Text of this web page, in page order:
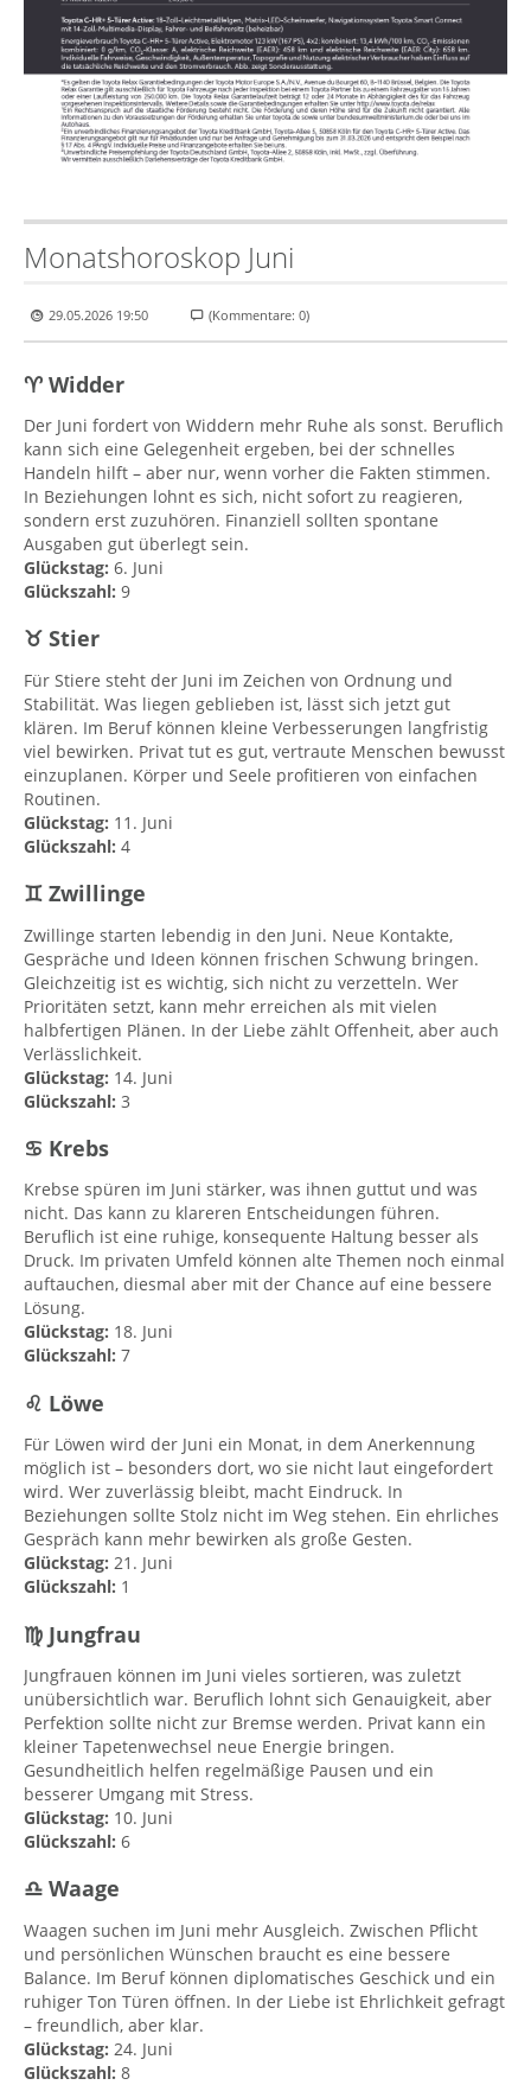
Monatshoroskop Juni
29.05.2026 19:50 (Kommentare: 0)
♈ Widder
Der Juni fordert von Widdern mehr Ruhe als sonst. Beruflich
kann sich eine Gelegenheit ergeben, bei der schnelles
Handeln hilft – aber nur, wenn vorher die Fakten stimmen.
In Beziehungen lohnt es sich, nicht sofort zu reagieren,
sondern erst zuzuhören. Finanziell sollten spontane
Ausgaben gut überlegt sein.
Glückstag: 6. Juni
Glückszahl: 9
♉ Stier
Für Stiere steht der Juni im Zeichen von Ordnung und
Stabilität. Was liegen geblieben ist, lässt sich jetzt gut
klären. Im Beruf können kleine Verbesserungen langfristig
viel bewirken. Privat tut es gut, vertraute Menschen bewusst
einzuplanen. Körper und Seele profitieren von einfachen
Routinen.
Glückstag: 11. Juni
Glückszahl: 4
♊ Zwillinge
Zwillinge starten lebendig in den Juni. Neue Kontakte,
Gespräche und Ideen können frischen Schwung bringen.
Gleichzeitig ist es wichtig, sich nicht zu verzetteln. Wer
Prioritäten setzt, kann mehr erreichen als mit vielen
halbfertigen Plänen. In der Liebe zählt Offenheit, aber auch
Verlässlichkeit.
Glückstag: 14. Juni
Glückszahl: 3
♋ Krebs
Krebse spüren im Juni stärker, was ihnen guttut und was
nicht. Das kann zu klareren Entscheidungen führen.
Beruflich ist eine ruhige, konsequente Haltung besser als
Druck. Im privaten Umfeld können alte Themen noch einmal
auftauchen, diesmal aber mit der Chance auf eine bessere
Lösung.
Glückstag: 18. Juni
Glückszahl: 7
♌ Löwe
Für Löwen wird der Juni ein Monat, in dem Anerkennung
möglich ist – besonders dort, wo sie nicht laut eingefordert
wird. Wer zuverlässig bleibt, macht Eindruck. In
Beziehungen sollte Stolz nicht im Weg stehen. Ein ehrliches
Gespräch kann mehr bewirken als große Gesten.
Glückstag: 21. Juni
Glückszahl: 1
♍ Jungfrau
Jungfrauen können im Juni vieles sortieren, was zuletzt
unübersichtlich war. Beruflich lohnt sich Genauigkeit, aber
Perfektion sollte nicht zur Bremse werden. Privat kann ein
kleiner Tapetenwechsel neue Energie bringen.
Gesundheitlich helfen regelmäßige Pausen und ein
besserer Umgang mit Stress.
Glückstag: 10. Juni
Glückszahl: 6
♎ Waage
Waagen suchen im Juni mehr Ausgleich. Zwischen Pflicht
und persönlichen Wünschen braucht es eine bessere
Balance. Im Beruf können diplomatisches Geschick und ein
ruhiger Ton Türen öffnen. In der Liebe ist Ehrlichkeit gefragt
– freundlich, aber klar.
Glückstag: 24. Juni
Glückszahl: 8